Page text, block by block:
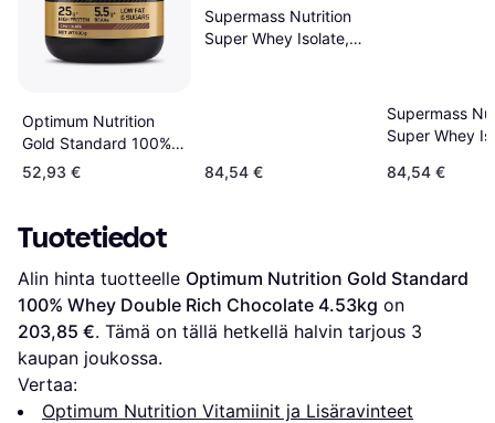
Optimum Nutrition
Gold Standard 100%
Isolate Chocolate
930g
52,93 €
Supermass Nutrition
Super Whey Isolate,
84,54 €
Supermass
Super Whey
1.3kg
84,54 €
Tuotetiedot
Alin hinta tuotteelle Optimum Nutrition Gold Standard
100% Whey Double Rich Chocolate 4.53kg
203,85 €. Tämä on tällä hetkellä halvin tarjous 3
kaupan joukossa.
Vertaa:
Optimum Nutrition Vitamiinit ja Lisäravinteet